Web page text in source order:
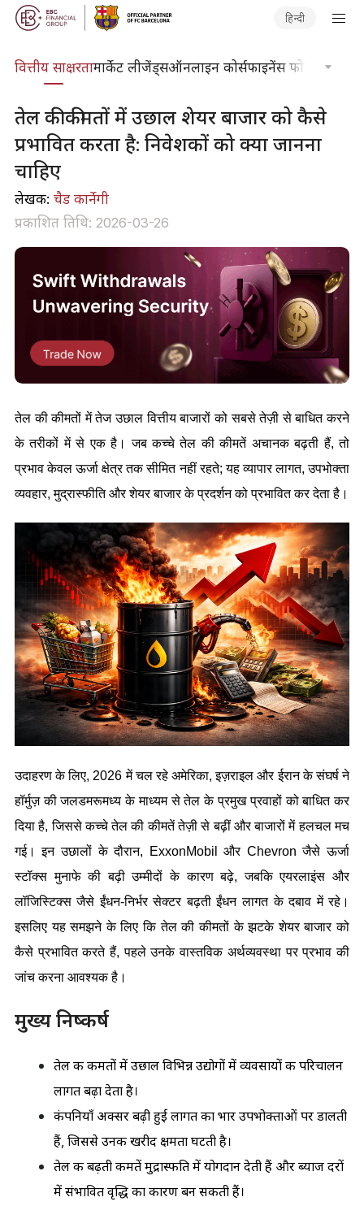
हिन्दी
वित्तीय साक्षरतामार्केट लीजेंड्सऑनलाइन कोर्सफाइनेंस फोकस
तेल की कीमतों में उछाल शेयर बाजार को कैसे
प्रभावित करता है: निवेशकों को क्या जानना
चाहिए
लेखक: चैड कार्नेगी
प्रकाशित तिथि: 2026-03-26
तेल की कीमतों में तेज उछाल वित्तीय बाजारों को सबसे तेज़ी से बाधित करने
के तरीकों में से एक है। जब कच्चे तेल की कीमतें अचानक बढ़ती हैं, तो
प्रभाव केवल ऊर्जा क्षेत्र तक सीमित नहीं रहते; यह व्यापार लागत, उपभोक्ता
व्यवहार, मुद्रास्फीति और शेयर बाजार के प्रदर्शन को प्रभावित कर देता है।
उदाहरण के लिए, 2026 में चल रहे अमेरिका, इज़राइल और ईरान के संघर्ष ने
हॉर्मुज़ की जलडमरूमध्य के माध्यम से तेल के प्रमुख प्रवाहों को बाधित कर
दिया है, जिससे कच्चे तेल की कीमतें तेज़ी से बढ़ीं और बाजारों में हलचल मच
गई। इन उछालों के दौरान, ExxonMobil और Chevron जैसे ऊर्जा
स्टॉक्स मुनाफे की बढ़ी उम्मीदों के कारण बढ़े, जबकि एयरलाइंस और
लॉजिस्टिक्स जैसे ईंधन-निर्भर सेक्टर बढ़ती ईंधन लागत के दबाव में रहे।
इसलिए यह समझने के लिए कि तेल की कीमतों के झटके शेयर बाजार को
कैसे प्रभावित करते हैं, पहले उनके वास्तविक अर्थव्यवस्था पर प्रभाव की
जांच करना आवश्यक है।
मुख्य निष्कर्ष
तेल की कीमतों में उछाल विभिन्न उद्योगों में व्यवसायों की परिचालन
लागत बढ़ा देता है।
कंपनियाँ अक्सर बढ़ी हुई लागत का भार उपभोक्ताओं पर डालती
हैं, जिससे उनकी खरीद क्षमता घटती है।
तेल की बढ़ती कीमतें मुद्रास्फीति में योगदान देती हैं और ब्याज दरों
में संभावित वृद्धि का कारण बन सकती हैं।